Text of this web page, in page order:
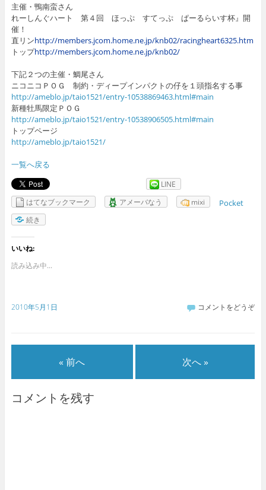
主催・鴨南蛮さん
れーしんぐハート 第４回 ほっぷ すてっぷ ぱーるらいす杯』開
催！
直リンhttp://members.jcom.home.ne.jp/knb02/racingheart6325.htm
トップhttp://members.jcom.home.ne.jp/knb02/
下記２つの主催・鯛尾さん
ニコニコＰＯＧ 制約・ディープインパクトの仔を１頭指名する事
http://ameblo.jp/taio1521/entry-10538869463.html#main
新種牡馬限定ＰＯＧ
http://ameblo.jp/taio1521/entry-10538906505.html#main
トップページ
http://ameblo.jp/taio1521/
一覧へ戻る
LINE
はてなブックマーク
アメーバなう mixi Pocket
続き
いいね:
読み込み中...
2010年5月1日 コメントをどうぞ
« 前へ 次へ »
コメントを残す